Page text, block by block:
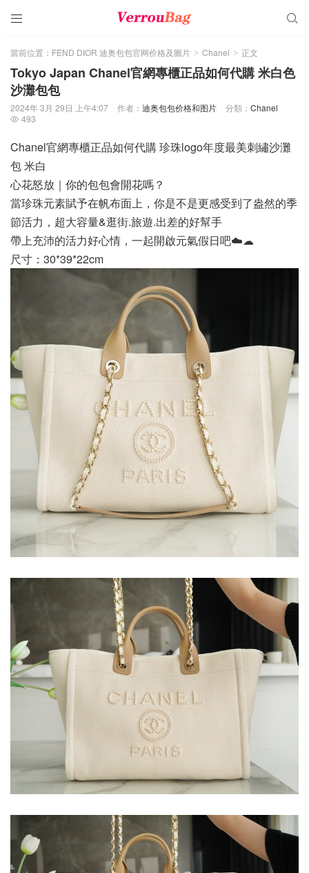
 
當前位置： FEND DIOR 迪奥包包官网价格及圖片 > Chanel > 正文
Tokyo Japan Chanel官網專櫃正品如何代購 米白色
沙灘包包
2024年 3月 29日 上午4:07 作者： 迪奥包包价格和图片 分類： Chanel
 493
Chanel官網專櫃正品如何代購 珍珠logo年度最美刺繡沙灘
包 米白
心花怒放｜你的包包會開花嗎？
當珍珠元素賦予在帆布面上，你是不是更感受到了盎然的季
節活力，超大容量&逛街.旅遊.出差的好幫手
帶上充沛的活力好心情，一起開啟元氣假日吧☁️☁
️尺寸：30*39*22cm